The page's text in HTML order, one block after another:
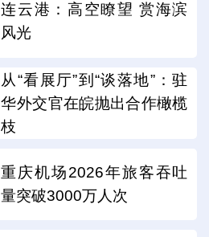
连云港：高空瞭望 赏海滨
风光
从“看展厅”到“谈落地”：驻
华外交官在皖抛出合作橄榄
枝
重庆机场2026年旅客吞吐
量突破3000万人次